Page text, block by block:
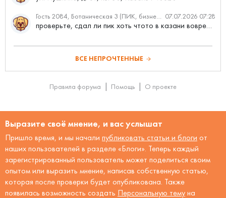
Гость 2084, Ботаническая 3 (ПИК, бизнес-класс) 07.07.2026 07:28
проверьте, сдал ли пик хоть чтото в казани вовремя?
ВСЕ НЕПРОЧТЕННЫЕ
Правила форума Помощь О проекте
Выразите своё мнение, и вас услышат
Пришло время, и мы начали публиковать статьи и блоги от
наших пользователей в разделе «Блоги». Теперь каждый
зарегистрированный пользователь может поделиться своим
опытом или выразить мнение, написав собственную статью,
которая после проверки будет опубликована. Также
появилась возможность создать Персональную тему на